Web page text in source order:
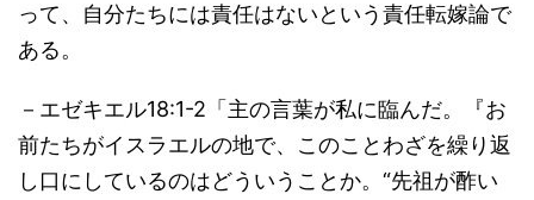
って、自分たちには責任はないという責任転嫁論で
ある。
－エゼキエル18:1-2「主の言葉が私に臨んだ。『お
前たちがイスラエルの地で、このことわざを繰り返
し口にしているのはどういうことか。“先祖が酢い